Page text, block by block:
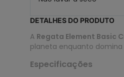
DETALHES DO PRODUTO
A Regata Element Basic
planeta enquanto domina
Especificações